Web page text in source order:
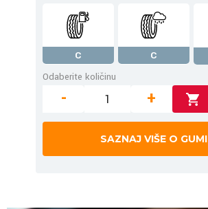
C C
Odaberite količinu
- +
SAZNAJ VIŠE O GUMI